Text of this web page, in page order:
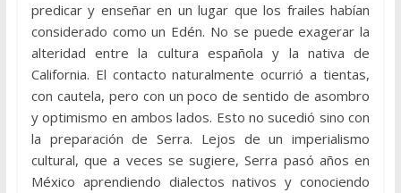
predicar y enseñar en un lugar que los frailes habían
considerado como un Edén. No se puede exagerar la
alteridad entre la cultura española y la nativa de
California. El contacto naturalmente ocurrió a tientas,
con cautela, pero con un poco de sentido de asombro
y optimismo en ambos lados. Esto no sucedió sino con
la preparación de Serra. Lejos de un imperialismo
cultural, que a veces se sugiere, Serra pasó años en
México aprendiendo dialectos nativos y conociendo